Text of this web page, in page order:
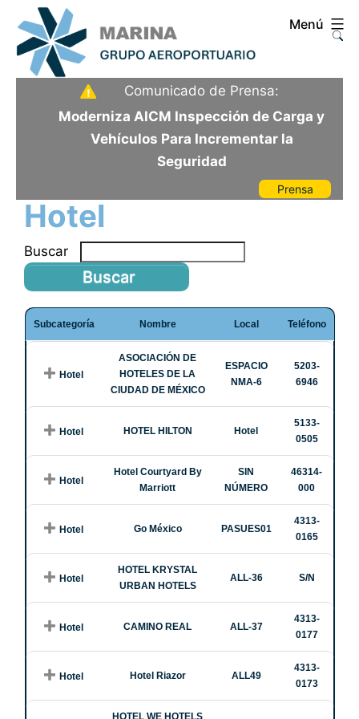
Saltar
al
contenido
Aeropuerto
Internacional
de
México
Menú
Comunicado de Prensa:
Moderniza AICM Inspección de Carga y
Vehículos Para Incrementar la
Seguridad
Prensa
Hotel
Buscar
Subcategoría Nombre Local Teléfono
Hotel
ASOCIACIÓN DE
HOTELES DE LA
CIUDAD DE MÉXICO
ESPACIO
NMA-6
5203-
6946
Hotel HOTEL HILTON Hotel
5133-
0505
Hotel
Hotel Courtyard By
Marriott
SIN
NÚMERO
46314-
000
Hotel Go México PASUES01
4313-
0165
Hotel
HOTEL KRYSTAL
URBAN HOTELS
ALL-36 S/N
Hotel CAMINO REAL ALL-37
4313-
0177
Hotel Hotel Riazor ALL49
4313-
0173